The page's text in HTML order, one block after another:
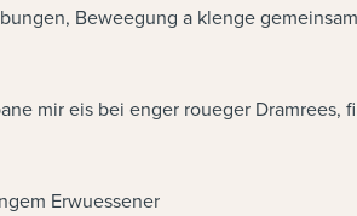
Beweegung a klenge
mir eis bei enger roueger
Erwuessener